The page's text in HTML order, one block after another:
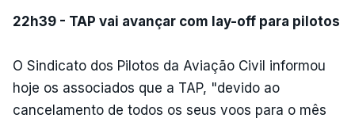
22h39 - TAP vai avançar com lay-off para pilotos
O Sindicato dos Pilotos da Aviação Civil informou
hoje os associados que a TAP, "devido ao
cancelamento de todos os seus voos para o mês